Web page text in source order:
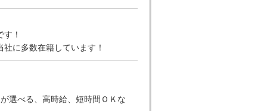
！
に多数在籍しています！
選べる、高時給、短時間ＯＫな